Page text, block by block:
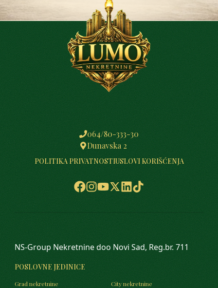
064/80-333-30
Dunavska 2
POLITIKA PRIVATNOSTIUSLOVI KORIŠĆENJA
NS-Group Nekretnine doo Novi Sad, Reg.br. 711
POSLOVNE JEDINICE
Grad nekretnine
City nekretnine